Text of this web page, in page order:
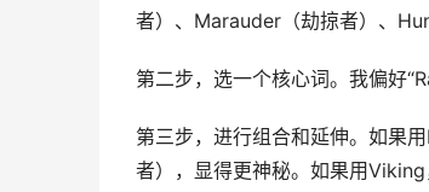
者）、Marauder（劫掠者）、
第二步，选一个核心词。我偏好
第三步，进行组合和延伸。如果
者），显得更神秘。如果用